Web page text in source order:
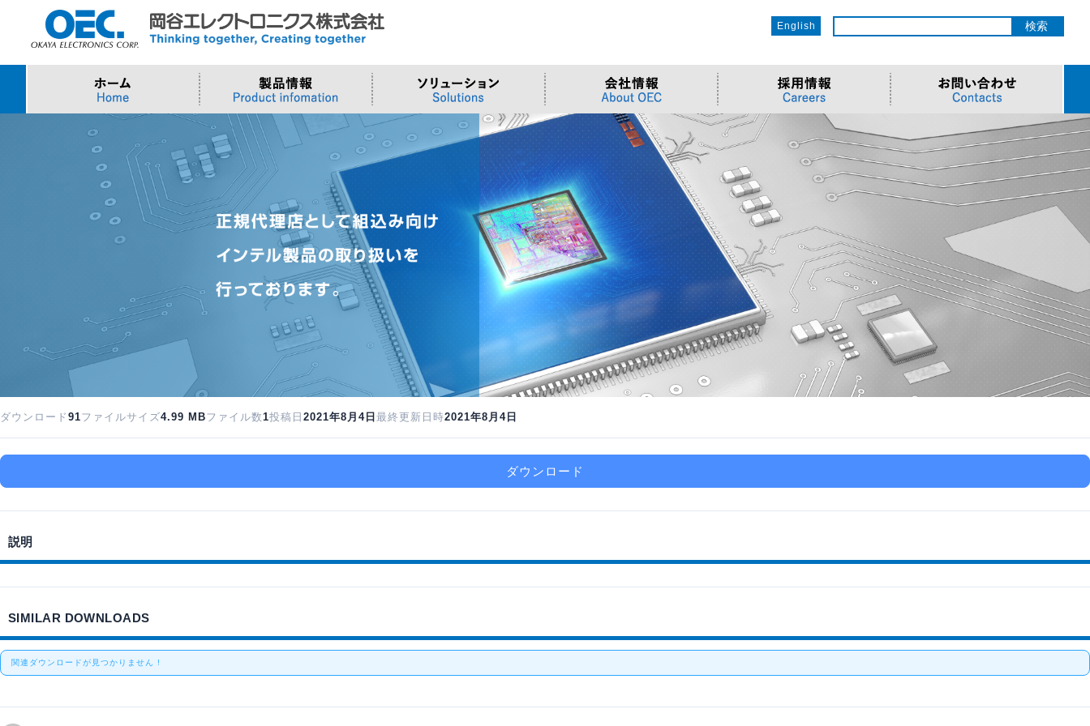
English
>Intel (IoT/Embedded)
>Intel Arc Graphics
ソフトウェア・クラウド
>Microsoft Azure
>Windows IoT
>Trellix
>AMI
システム
>Embeddedシステム
>オンライン資格確認端末
>周辺デバイス
サーバー/ネットワーク
>Supermicro
>液体冷却ソリューション
>DCBBS
>Components
>Semiconductor
>Automotive
>インテル IoTソリューション
>評価開発キット
>LLMソリューション
スマートシティ・DX
>ナガレミル / 人流・交通観測
>OTセキュリティ
>Edgeシリーズ
>Elementシリーズ
>Stellarシリーズ
>ものづくりソリューション
>有償技術サービス
>小型PCソリューション
>カスタムPCソリューション
>台湾ソリューション
>地デジテレビ
>海外電子部品選定
>トップメッセージ >沿革 >拠点一覧
>OECのCSR
>社会への取り組み
>環境への取り組み
>社員との関わり
>その他・採用お問い合わせ >当社向けご提案フォーム
ダウンロード 91ファイルサイズ4.99 MBファイル数1投稿日 2021年8月4日 最終更新日時2021年8月4日
ダウンロード
説明
SIMILAR DOWNLOADS
関連ダウンロードが見つかりません !